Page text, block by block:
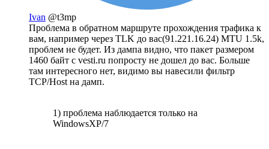
Ivan @t3mp
Проблема в обратном маршруте прохождения трафика к
вам, например через TLK до вас(91.221.16.24) MTU 1.5k,
проблем не будет. Из дампа видно, что пакет размером
1460 байт с vesti.ru попросту не дошел до вас. Больше
там интересного нет, видимо вы навесили фильтр
TCP/Host на дамп.
1) проблема наблюдается только на
WindowsXP/7